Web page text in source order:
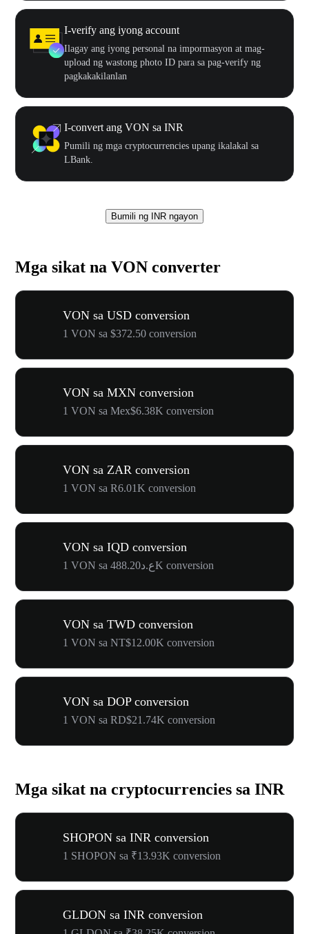
I-verify ang iyong account
Ilagay ang iyong personal na impormasyon at mag-
upload ng wastong photo ID para sa pag-verify ng
pagkakakilanlan
I-convert ang VON sa INR
Pumili ng mga cryptocurrencies upang ikalakal sa
LBank.
Bumili ng INR ngayon
Mga sikat na VON converter
VON sa USD conversion
1 VON sa $372.50 conversion
VON sa MXN conversion
1 VON sa Mex$6.38K conversion
VON sa ZAR conversion
1 VON sa R6.01K conversion
VON sa IQD conversion
1 VON sa ع.د488.20K conversion
VON sa TWD conversion
1 VON sa NT$12.00K conversion
VON sa DOP conversion
1 VON sa RD$21.74K conversion
Mga sikat na cryptocurrencies sa INR
SHOPON sa INR conversion
1 SHOPON sa ₹13.93K conversion
GLDON sa INR conversion